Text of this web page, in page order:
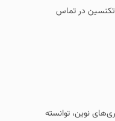
تکنسین در تماس
نوین، توانسته